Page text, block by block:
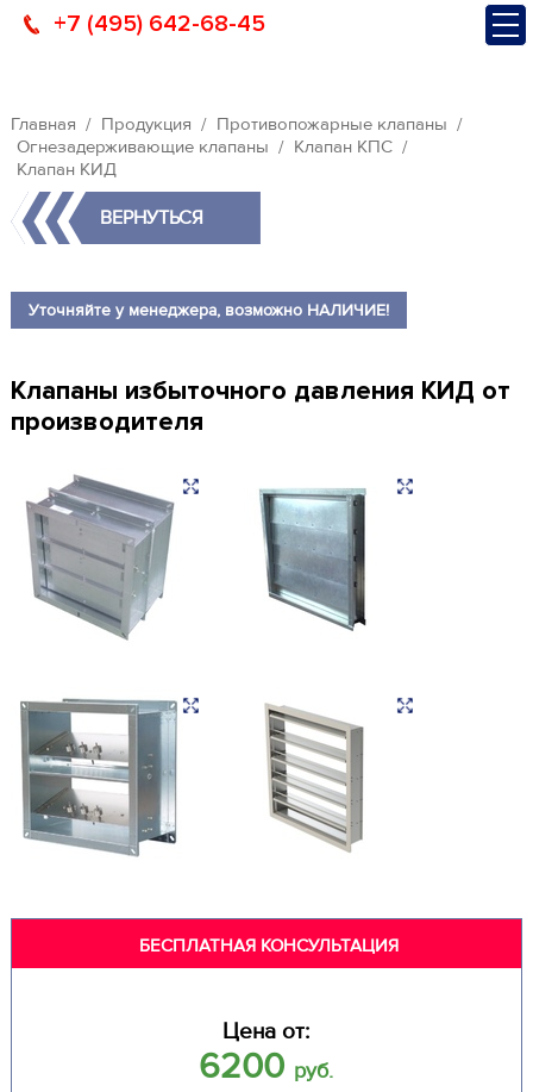
+7 (495) 642-68-45
Главная Продукция
Противопожарные клапаны
Огнезадерживающие клапаны
Клапан КПС
Клапан КИД
ВЕРНУТЬСЯ
Уточняйте у менеджера, возможно НАЛИЧИЕ!
Клапаны избыточного давления КИД от
производителя
БЕСПЛАТНАЯ КОНСУЛЬТАЦИЯ
Цена от:
6200 руб.